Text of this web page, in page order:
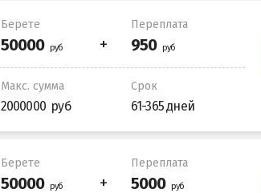
Берете Переплата
Макс. сумма
2000000
Срок
61-365 дней
Берете Переплата